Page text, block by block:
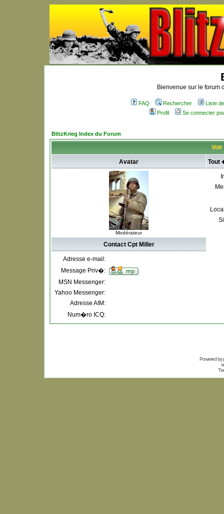
Bienvenue sur le forum
FAQ Rechercher
Liste
Profil
Se connecter
BlitzKrieg Index du Forum
Voir
Avatar Tout
Modérateur
Contact Cpt Miller
Adresse e-mail:
Message Priv�:
MSN Messenger:
Yahoo Messenger:
Adresse AIM:
Num�ro ICQ:
Powered by